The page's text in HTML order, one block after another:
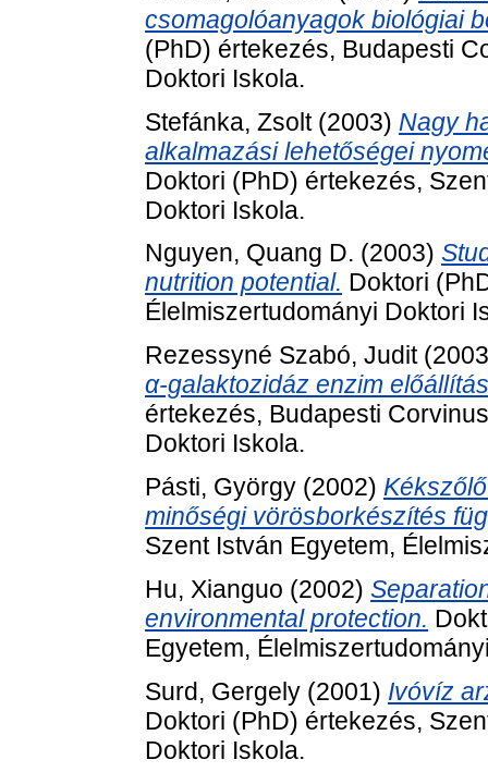
csomagolóanyagok biológiai
(PhD) értekezés, Budapesti
Doktori Iskola.
Stefánka, Zsolt(2003) Nagy
alkalmazási lehetőségei
Doktori (PhD) értekezés,
Doktori Iskola.
Nguyen, Quang D. (2003)
nutrition potential. Doktori
Élelmiszertudományi Doktori
Rezessyné Szabó, Judit
α-galaktozidáz enzim
értekezés, Budapesti
Doktori Iskola.
Pásti, György (2002)
minőségi vörösborkészítés
Szent István Egyetem,
Hu, Xianguo (2002)
environmental protection.
Egyetem,
Surd, Gergely (2001) Ivóvíz
Doktori (PhD) értekezés,
Doktori Iskola.